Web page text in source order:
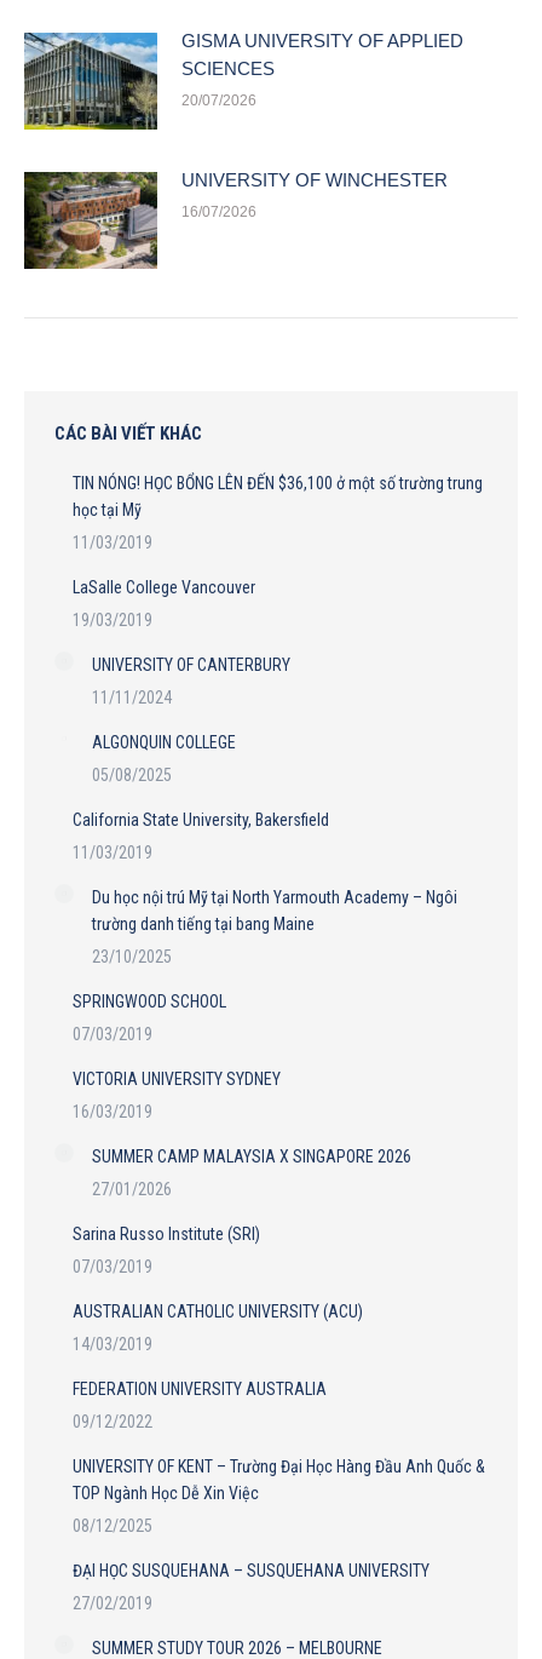
GISMA UNIVERSITY OF APPLIED
SCIENCES
20/07/2026
UNIVERSITY OF WINCHESTER
16/07/2026
CÁC BÀI VIẾT KHÁC
TIN NÓNG! HỌC BỔNG LÊN ĐẾN $36,100 ở một số trường trung
học tại Mỹ
11/03/2019
LaSalle College Vancouver
19/03/2019
UNIVERSITY OF CANTERBURY
11/11/2024
ALGONQUIN COLLEGE
05/08/2025
California State University, Bakersfield
11/03/2019
Du học nội trú Mỹ tại North Yarmouth Academy – Ngôi
trường danh tiếng tại bang Maine
23/10/2025
SPRINGWOOD SCHOOL
07/03/2019
VICTORIA UNIVERSITY SYDNEY
16/03/2019
SUMMER CAMP MALAYSIA X SINGAPORE 2026
27/01/2026
Sarina Russo Institute (SRI)
07/03/2019
AUSTRALIAN CATHOLIC UNIVERSITY (ACU)
14/03/2019
FEDERATION UNIVERSITY AUSTRALIA
09/12/2022
UNIVERSITY OF KENT – Trường Đại Học Hàng Đầu Anh Quốc &
TOP Ngành Học Dễ Xin Việc
08/12/2025
ĐẠI HỌC SUSQUEHANA – SUSQUEHANA UNIVERSITY
27/02/2019
SUMMER STUDY TOUR 2026 – MELBOURNE